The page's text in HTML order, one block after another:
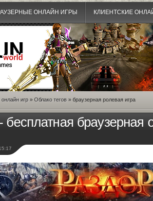
ОНЛАЙН ИГРЫ КЛИЕНТСКИЕ
игр » Облако тегов » браузерная ролевая игра
бесплатная браузерная